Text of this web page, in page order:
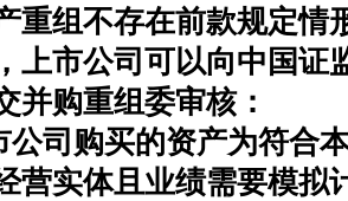
组不存在前款规定情
上市公司可以向中国证
并购重组委审核：
购买的资产为符合本
营实体且业绩需要模拟